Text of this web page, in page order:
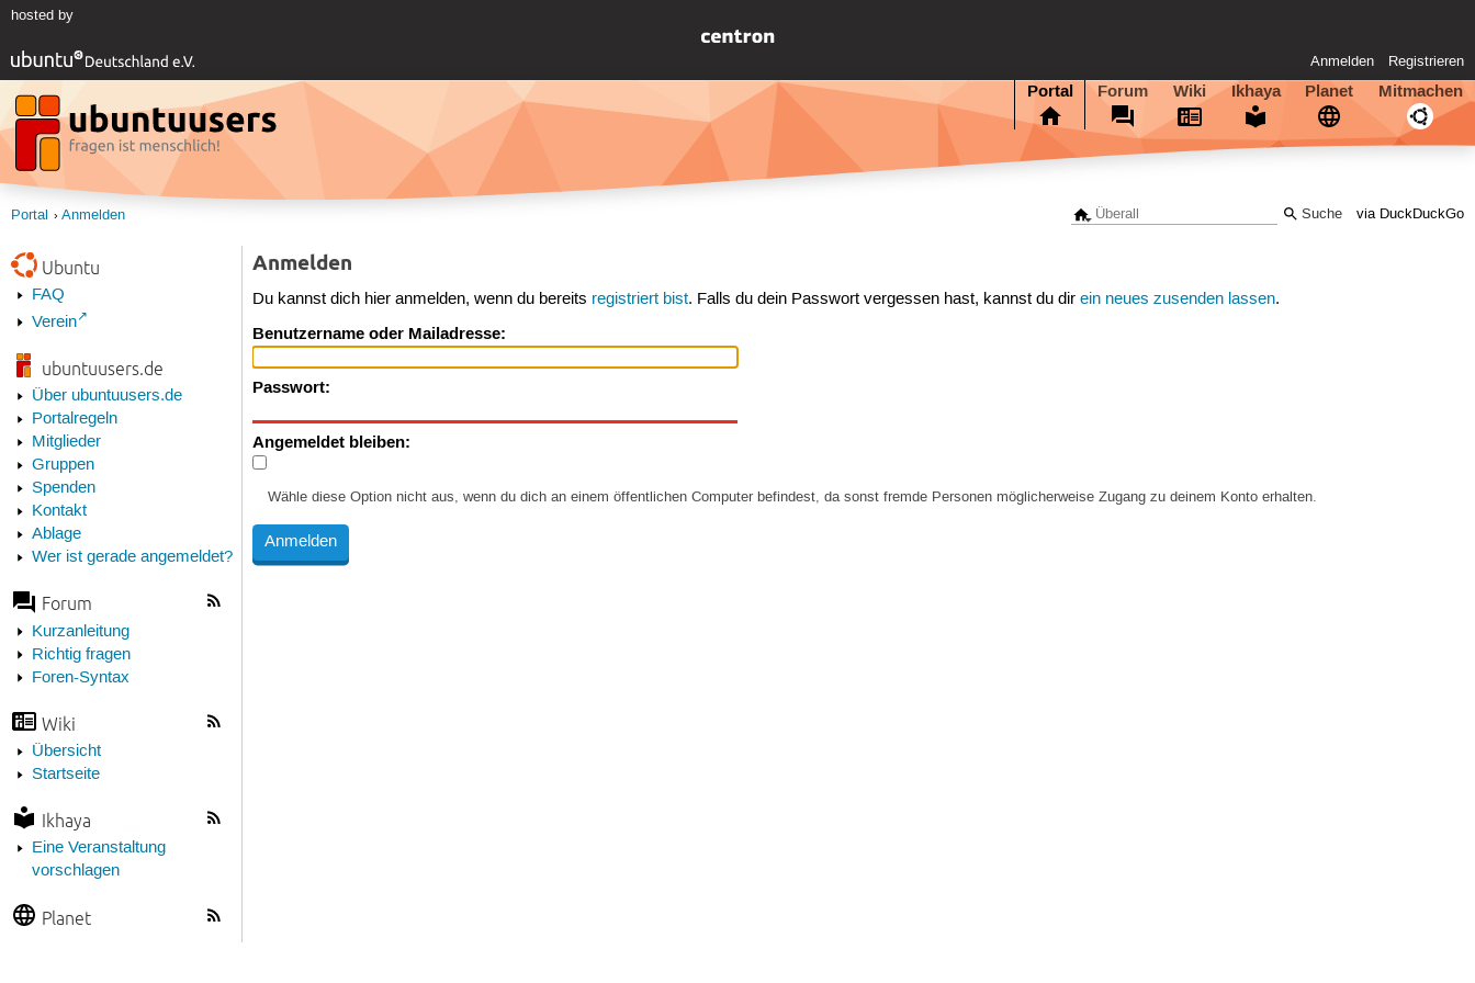
hosted by
Anmelden Registrieren
Portal Forum Wiki Ikhaya Planet Mitmachen
via DuckDuckGo
Portal Anmelden
Ubuntu
FAQ
Verein
ubuntuusers.de
Über ubuntuusers.de
Portalregeln
Mitglieder
Gruppen
Spenden
Kontakt
Ablage
Wer ist gerade angemeldet?
Forum
Kurzanleitung
Richtig fragen
Foren-Syntax
Wiki
Übersicht
Startseite
Ikhaya
Eine Veranstaltung
vorschlagen
Planet
Anmelden
Du kannst dich hier anmelden, wenn du bereits registriert bist. Falls du dein Passwort vergessen hast, kannst du direin neues zusenden lassen.
Benutzername oder Mailadresse:
Passwort:
Angemeldet bleiben:
Wähle diese Option nicht aus, wenn du dich an einem öffentlichen Computer befindest, da sonst fremde Personen möglicherweise Zugang zu deinem Konto erhalten.